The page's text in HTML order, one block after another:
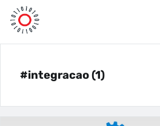
#integracao (1)